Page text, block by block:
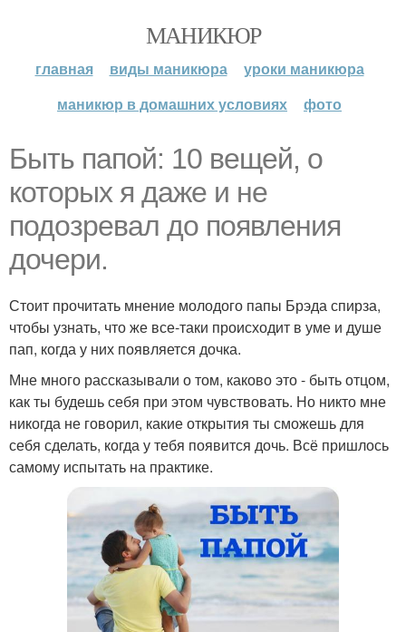
МАНИКЮР
главная виды маникюра
уроки маникюра
маникюр в домашних условиях
фото
Быть папой: 10 вещей, о
которых я даже и не
подозревал до появления
дочери.
Стоит прочитать мнение молодого папы Брэда спирза,
чтобы узнать, что же все-таки происходит в уме и душе
пап, когда у них появляется дочка.
Мне много рассказывали о том, каково это - быть отцом,
как ты будешь себя при этом чувствовать. Но никто мне
никогда не говорил, какие открытия ты сможешь для
себя сделать, когда у тебя появится дочь. Всё пришлось
самому испытать на практике.